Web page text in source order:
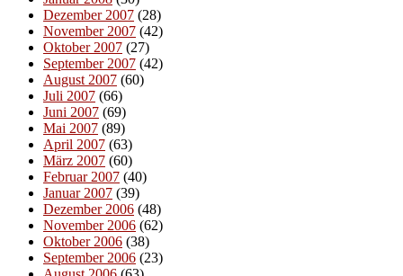
Dezember 2007 (28)
November 2007 (42)
Oktober 2007 (27)
September 2007 (42)
August 2007 (60)
Juli 2007 (66)
Juni 2007 (69)
Mai 2007 (89)
April 2007 (63)
März 2007 (60)
Februar 2007 (40)
Januar 2007 (39)
Dezember 2006 (48)
November 2006 (62)
Oktober 2006 (38)
September 2006 (23)